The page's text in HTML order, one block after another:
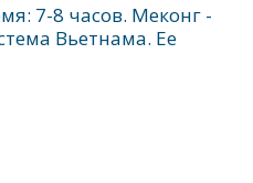
7-8 часов. Меконг -
Вьетнама. Ее